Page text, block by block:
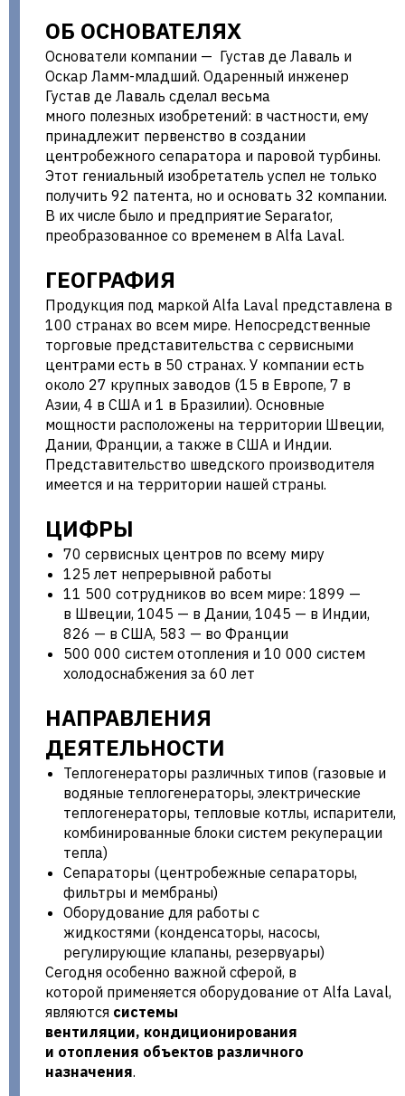
ОБ ОСНОВАТЕЛЯХ
Основатели компании — Густав де Лаваль и
Оскар Ламм-младший. Одаренный инженер
Густав де Лаваль сделал весьма
много полезных изобретений: в частности, ему
принадлежит первенство в создании
центробежного сепаратора и паровой турбины.
Этот гениальный изобретатель успел не только
получить 92 патента, но и основать 32 компании.
В их числе было и предприятие Separator,
преобразованное со временем в Alfa Laval.
ГЕОГРАФИЯ
Продукция под маркой Alfa Laval представлена в
100 странах во всем мире. Непосредственные
торговые представительства с сервисными
центрами есть в 50 странах. У компании есть
около 27 крупных заводов (15 в Европе, 7 в
Азии, 4 в США и 1 в Бразилии). Основные
мощности расположены на территории Швеции,
Дании, Франции, а также в США и Индии.
Представительство шведского производителя
имеется и на территории нашей страны.
ЦИФРЫ
70 сервисных центров по всему миру
125 лет непрерывной работы
11 500 сотрудников во всем мире: 1899 —
в Швеции, 1045 — в Дании, 1045 — в Индии,
826 — в США, 583 — во Франции
500 000 систем отопления и 10 000 систем
холодоснабжения за 60 лет
НАПРАВЛЕНИЯ
ДЕЯТЕЛЬНОСТИ
Теплогенераторы различных типов (газовые и
водяные теплогенераторы, электрические
теплогенераторы, тепловые котлы, испарители,
комбинированные блоки систем рекуперации
тепла)
Сепараторы (центробежные сепараторы,
фильтры и мембраны)
Оборудование для работы с
жидкостями (конденсаторы, насосы,
регулирующие клапаны, резервуары)
Сегодня особенно важной сферой, в
которой применяется оборудование от Alfa Laval,
являются системы
вентиляции, кондиционирования
и отопления объектов различного
назначения.